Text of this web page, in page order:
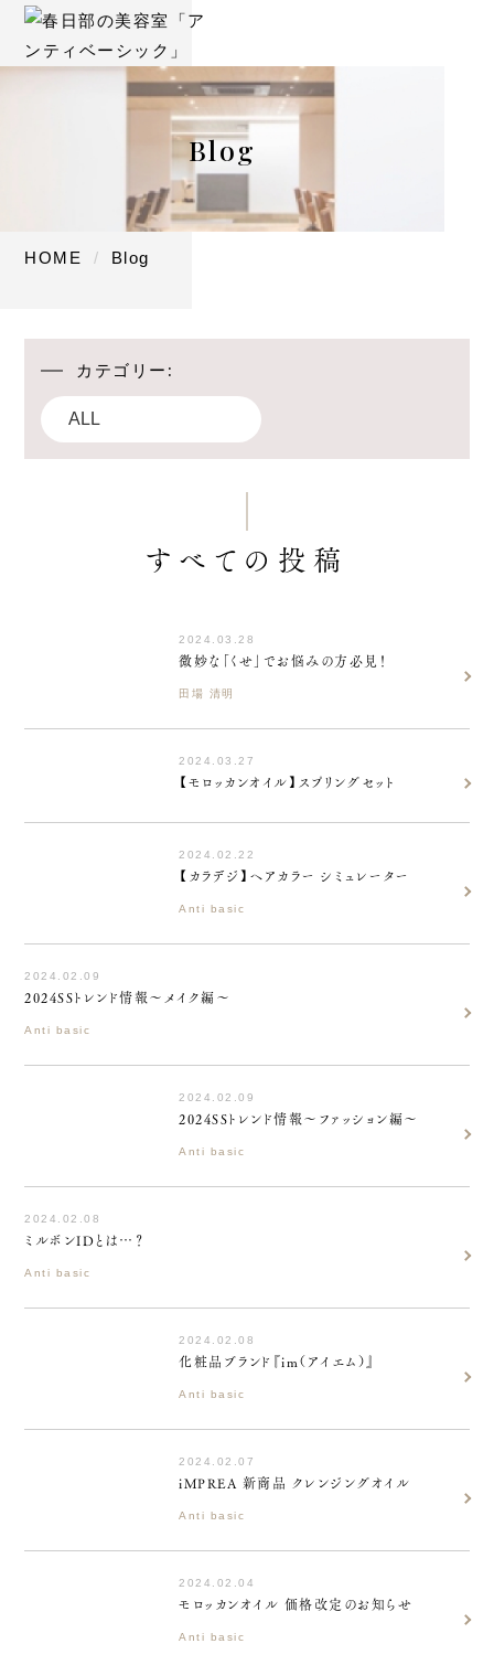
Blog
HOME Blog
カテゴリー:
すべての投稿
2024.03.28
微妙な「くせ」でお悩みの方必見！
田場 清明
2024.03.27
【モロッカンオイル】スプリングセット
2024.02.22
【カラデジ】ヘアカラー シミュレーター
Anti basic
2024.02.09
2024SSトレンド情報～メイク編～
Anti basic
2024.02.09
2024SSトレンド情報～ファッション編～
Anti basic
2024.02.08
ミルボンIDとは…？
Anti basic
2024.02.08
化粧品ブランド『im（アイエム）』
Anti basic
2024.02.07
iMPREA 新商品 クレンジングオイル
Anti basic
2024.02.04
モロッカンオイル 価格改定のお知らせ
Anti basic